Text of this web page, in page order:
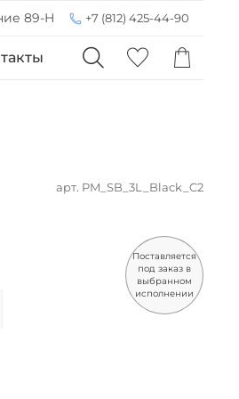
89-Н +7 (812) 425-44-90
арт. PM_SB_3L_Black_C2
Поставляется
под заказ в
выбранном
исполнении